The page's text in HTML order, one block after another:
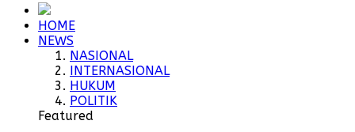
HOME
NEWS
NASIONAL
INTERNASIONAL
HUKUM
POLITIK
Featured